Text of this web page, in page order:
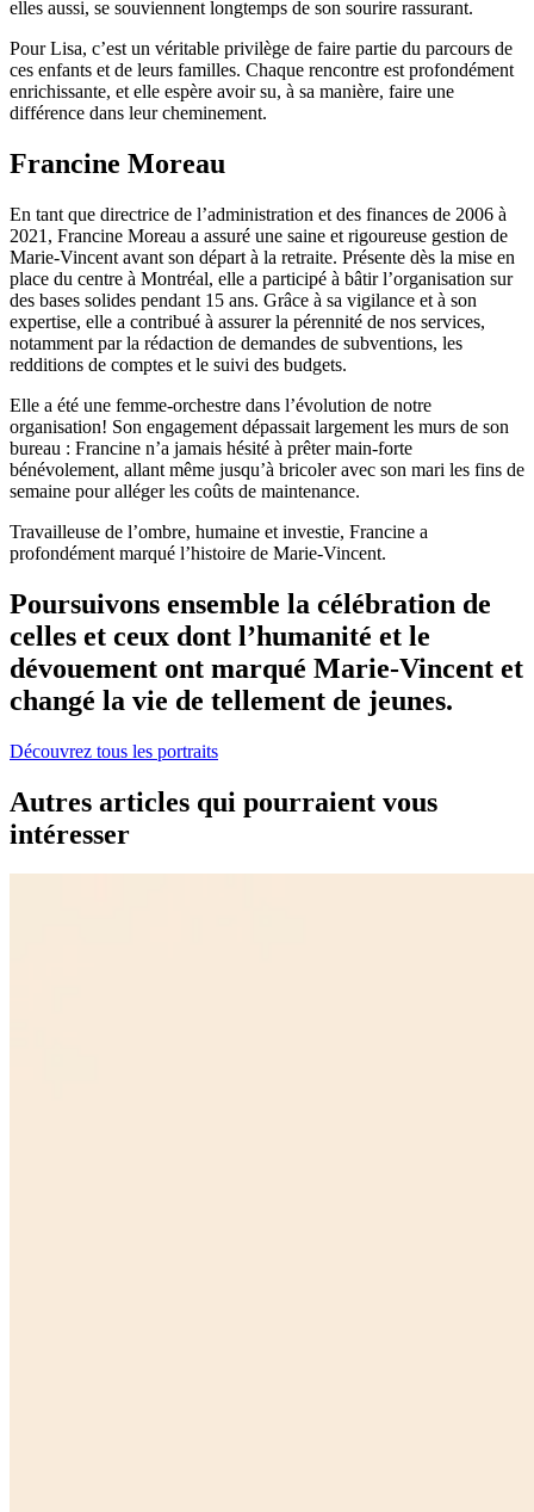
elles aussi, se souviennent longtemps de son sourire rassurant.
Pour Lisa, c’est un véritable privilège de faire partie du parcours de
ces enfants et de leurs familles. Chaque rencontre est profondément
enrichissante, et elle espère avoir su, à sa manière, faire une
différence dans leur cheminement.
Francine Moreau
En tant que directrice de l’administration et des finances de 2006 à
2021, Francine Moreau a assuré une saine et rigoureuse gestion de
Marie-Vincent avant son départ à la retraite. Présente dès la mise en
place du centre à Montréal, elle a participé à bâtir l’organisation sur
des bases solides pendant 15 ans. Grâce à sa vigilance et à son
expertise, elle a contribué à assurer la pérennité de nos services,
notamment par la rédaction de demandes de subventions, les
redditions de comptes et le suivi des budgets.
Elle a été une femme-orchestre dans l’évolution de notre
organisation! Son engagement dépassait largement les murs de son
bureau : Francine n’a jamais hésité à prêter main-forte
bénévolement, allant même jusqu’à bricoler avec son mari les fins de
semaine pour alléger les coûts de maintenance.
Travailleuse de l’ombre, humaine et investie, Francine a
profondément marqué l’histoire de Marie-Vincent.
Poursuivons ensemble la célébration de
celles et ceux dont l’humanité et le
dévouement ont marqué Marie-Vincent et
changé la vie de tellement de jeunes.
Découvrez tous les portraits
Autres articles qui pourraient vous
intéresser